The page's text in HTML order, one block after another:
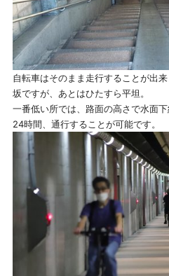
自転車はそのまま走行することが出
坂ですが、あとはひたすら平坦。
一番低い所では、路面の高さで水面下
24時間、通行することが可能です。